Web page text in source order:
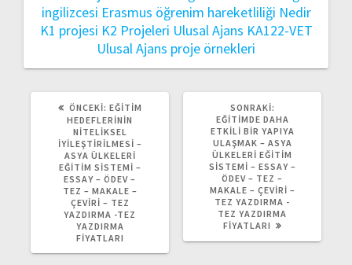
ingilizcesi Erasmus öğrenim hareketliliği Nedir
K1 projesi K2 Projeleri Ulusal Ajans KA122-VET
Ulusal Ajans proje örnekleri
ÖNCEKI: ÖNCEKI
YAZI:
EĞITIM
HEDEFLERININ
NITELIKSEL
İYILEŞTIRILMESI –
ASYA ÜLKELERI
EĞITIM SISTEMI –
ESSAY – ÖDEV –
TEZ – MAKALE –
ÇEVIRI – TEZ
YAZDIRMA -TEZ
YAZDIRMA
FIYATLARI
SONRAKI:
YAZI:
EĞITIMDE DAHA
ETKILI BIR YAPIYA
ULAŞMAK – ASYA
ÜLKELERI EĞITIM
SISTEMI – ESSAY –
ÖDEV – TEZ –
MAKALE – ÇEVIRI –
TEZ YAZDIRMA -
TEZ YAZDIRMA
FIYATLARI